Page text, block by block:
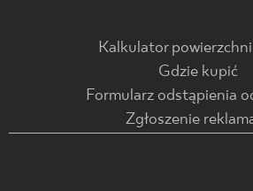
Kalkulator
Gdzie kupić
Formularz odstąpienia
Zgłoszenie